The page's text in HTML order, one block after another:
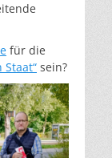
für die
sein?